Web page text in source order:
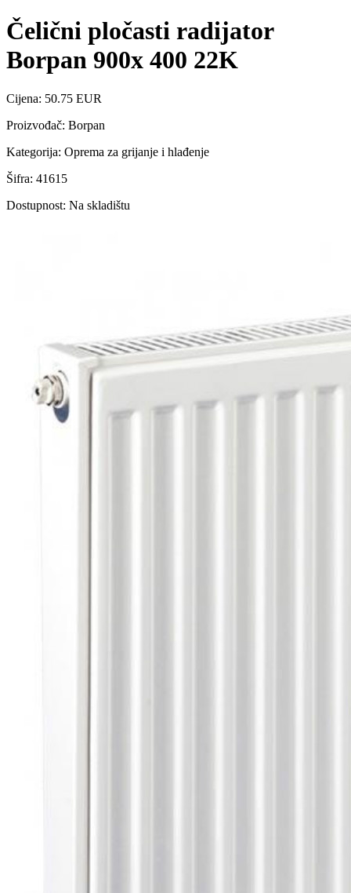
Čelični pločasti radijator
Borpan 900x 400 22K
Cijena: 50.75 EUR
Proizvođač: Borpan
Kategorija: Oprema za grijanje i hlađenje
Šifra: 41615
Dostupnost: Na skladištu